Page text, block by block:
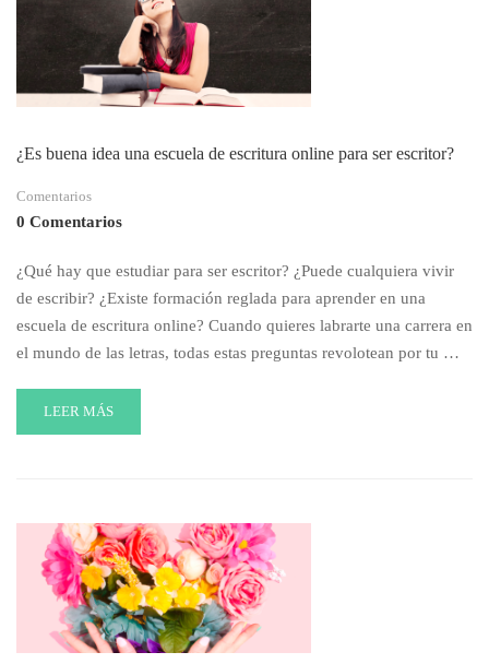
FEEDBACK
LITERARIO:
BUENAS
¿Es buena idea una escuela de escritura online para ser escritor?
Comentarios
0 Comentarios
¿Qué hay que estudiar para ser escritor? ¿Puede cualquiera vivir
de escribir? ¿Existe formación reglada para aprender en una
escuela de escritura online? Cuando quieres labrarte una carrera en
el mundo de las letras, todas estas preguntas revolotean por tu …
READ
MORE
IDEA
UNA
ESCUELA
DE
ESCRITURA
ONLINE
PARA
LEER MÁS